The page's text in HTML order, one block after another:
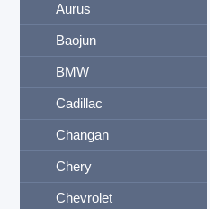
Aurus
Baojun
BMW
Cadillac
Changan
Chery
Chevrolet